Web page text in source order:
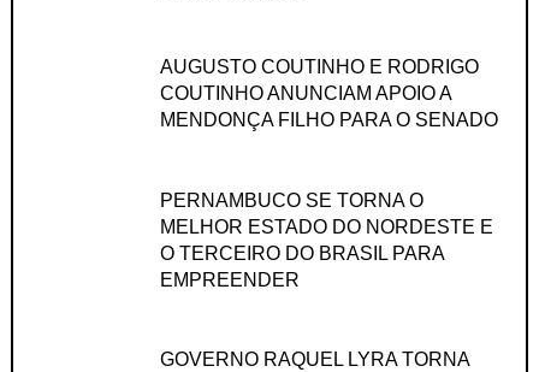
AUGUSTO COUTINHO E RODRIGO
COUTINHO ANUNCIAM APOIO A
MENDONÇA FILHO PARA O SENADO
PERNAMBUCO SE TORNA O
MELHOR ESTADO DO NORDESTE E
O TERCEIRO DO BRASIL PARA
EMPREENDER
GOVERNO RAQUEL LYRA TORNA